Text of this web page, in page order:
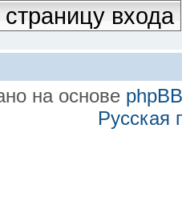
входа
на основе phpBB
Русская